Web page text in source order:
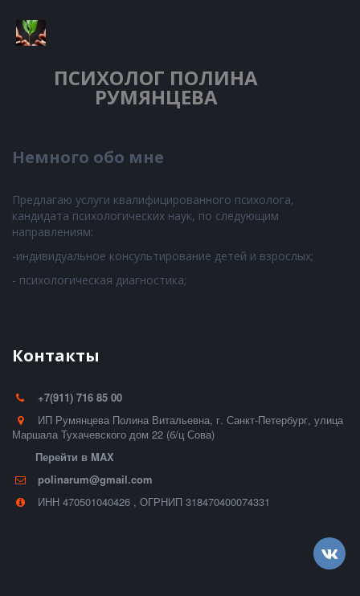
ПСИХОЛОГ ПОЛИНА
РУМЯНЦЕВА
Немного обо мне
Предлагаю услуги квалифицированного психолога,
кандидата психологических наук, по следующим
направлениям:
-индивидуальное консультирование детей и взрослых;
- психологическая диагностика;
Контакты
+7(911) 716 85 00
ИП Румянцева Полина Витальевна, г. Санкт-Петербург, улица
Маршала Тухачевского дом 22 (б/ц Сова)
Перейти в MAX
polinarum@gmail.com
ИНН 470501040426 , ОГРНИП 318470400074331